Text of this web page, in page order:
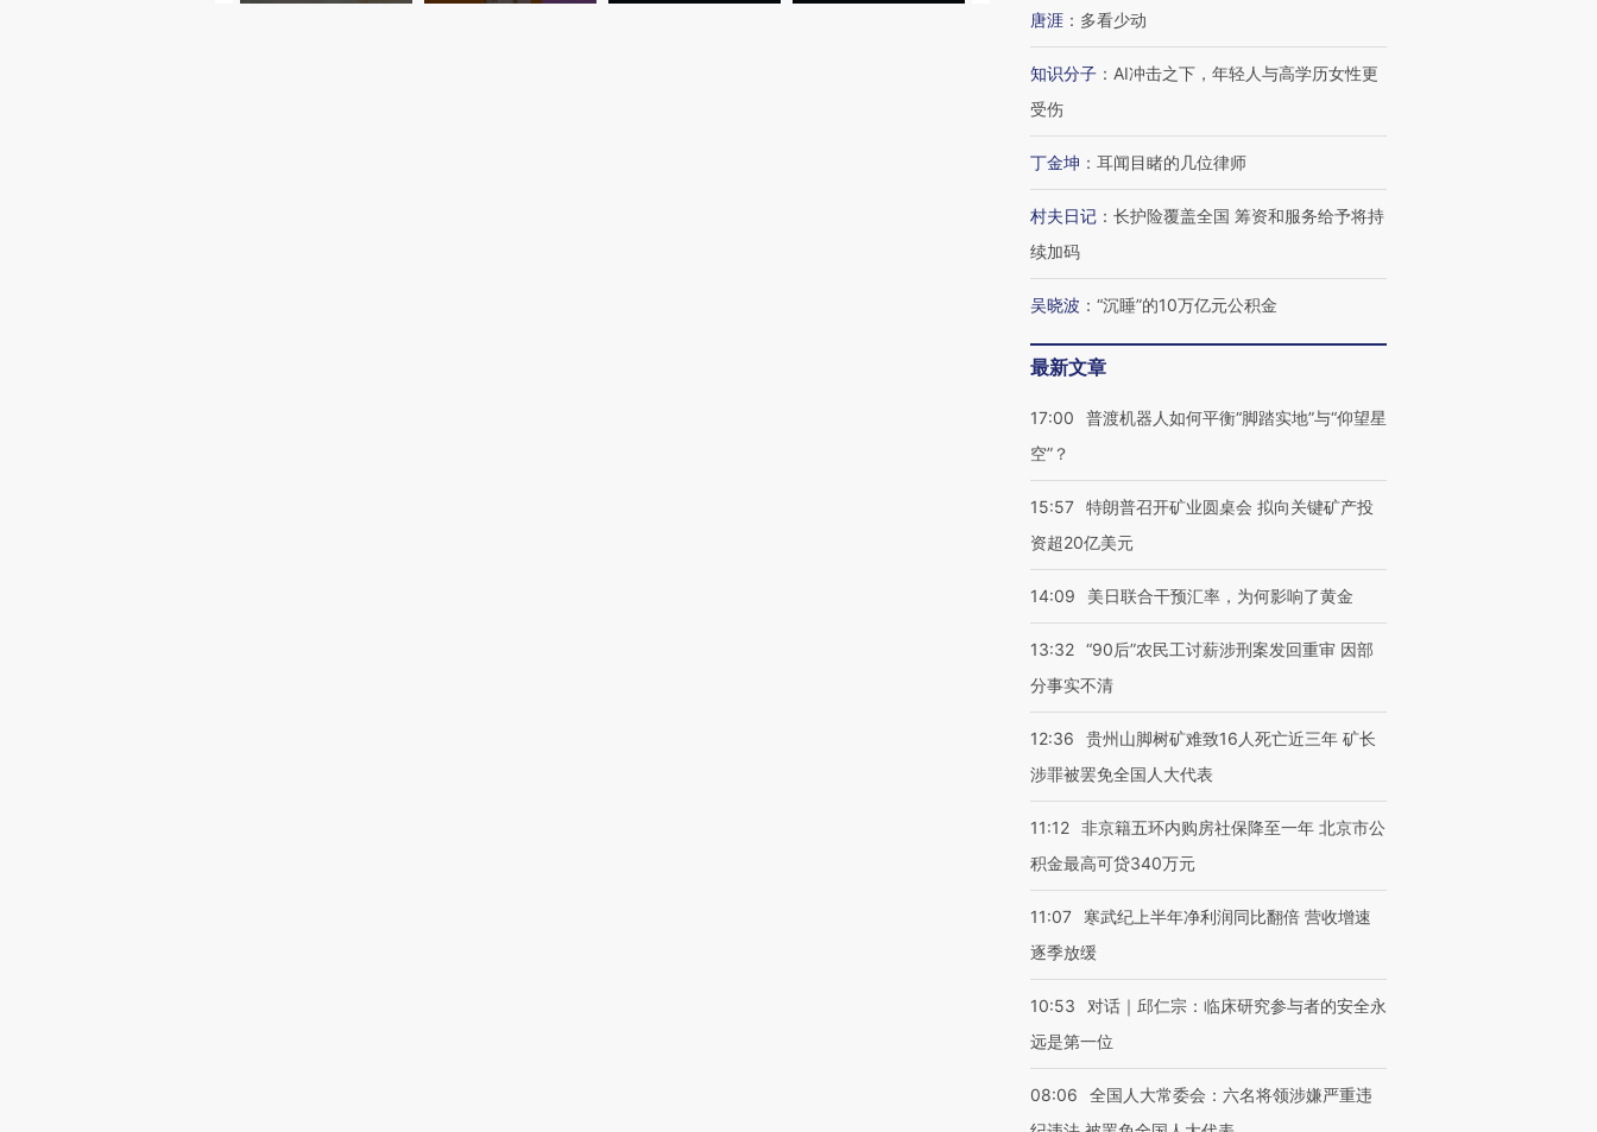
唐涯 ： 多看少动
知识分子 ： AI冲击之下，年轻人与高学历女性更
受伤
丁金坤 ： 耳闻目睹的几位律师
村夫日记 ： 长护险覆盖全国 筹资和服务给予将持
续加码
吴晓波 ： “沉睡”的10万亿元公积金
最新文章
17:00
普渡机器人如何平衡“脚踏实地”与“仰望星
空”？
15:57 特朗普召开矿业圆桌会 拟向关键矿产投
资超20亿美元
14:09 美日联合干预汇率，为何影响了黄金
13:32 “90后”农民工讨薪涉刑案发回重审 因部
分事实不清
12:36
贵州山脚树矿难致16人死亡近三年 矿长
涉罪被罢免全国人大代表
11:12 非京籍五环内购房社保降至一年 北京市公
积金最高可贷340万元
11:07
寒武纪上半年净利润同比翻倍 营收增速
逐季放缓
10:53
对话｜邱仁宗：临床研究参与者的安全永
远是第一位
08:06
全国人大常委会：六名将领涉嫌严重违